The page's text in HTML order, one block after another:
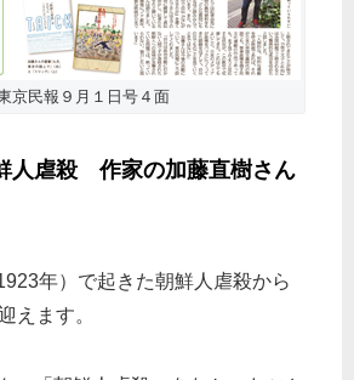
京民報９月１日号４面
人虐殺 作家の加藤直樹さん
年）で起きた朝鮮人虐殺から
えます。